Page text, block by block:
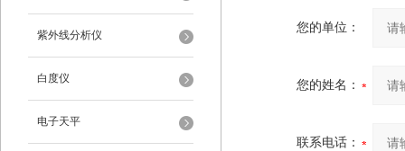
紫外线分析仪
白度仪
电子天平
您的单位：
您的姓名：
联系电话：